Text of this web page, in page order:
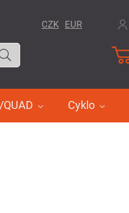
Cyklo
CZK EUR